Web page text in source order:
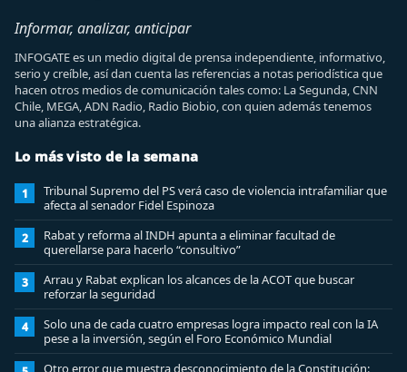
Informar, analizar, anticipar
INFOGATE es un medio digital de prensa independiente, informativo,
serio y creíble, así dan cuenta las referencias a notas periodística que
hacen otros medios de comunicación tales como: La Segunda, CNN
Chile, MEGA, ADN Radio, Radio Biobio, con quien además tenemos
una alianza estratégica.
Lo más visto de la semana
1
Tribunal Supremo del PS verá caso de violencia intrafamiliar que
afecta al senador Fidel Espinoza
2
Rabat y reforma al INDH apunta a eliminar facultad de
querellarse para hacerlo “consultivo”
3
Arrau y Rabat explican los alcances de la ACOT que buscar
reforzar la seguridad
4
Solo una de cada cuatro empresas logra impacto real con la IA
pese a la inversión, según el Foro Económico Mundial
Otro error que muestra desconocimiento de la Constitución: